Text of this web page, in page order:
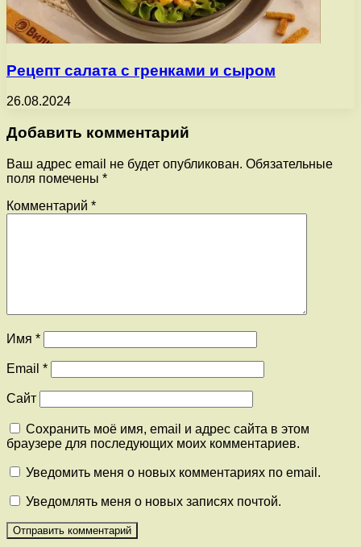
Рецепт салата с гренками и сыром
26.08.2024
Добавить комментарий
Ваш адрес email не будет опубликован. Обязательные
поля помечены *
Комментарий *
Имя *
Email *
Сайт
Сохранить моё имя, email и адрес сайта в этом
браузере для последующих моих комментариев.
Уведомить меня о новых комментариях по email.
Уведомлять меня о новых записях почтой.